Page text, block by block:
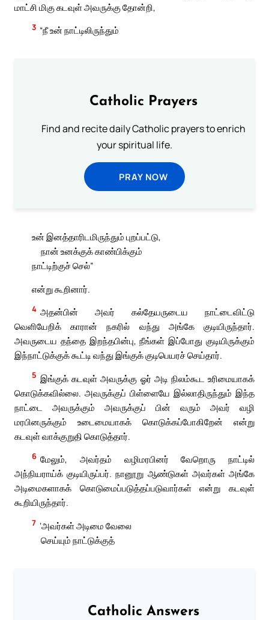
மாட்சி மிகு கடவுள் அவருக்கு தோன்றி,
3 “நீ உன் நாட்டிலிருந்தும்
Catholic Prayers
Find and recite daily Catholic prayers to enrich
your spiritual life.
PRAY NOW
உன் இனத்தாரிடமிருந்தும் புறப்பட்டு,
நான் உனக்குக் காண்பிக்கும்
நாட்டிற்குச் செல்”
என்று கூறினார்.
4 அதன்பின் அவர் கல்தேயருடைய நாட்டைவிட்டு
வெளியேறிக் காரான் நகரில் வந்து அங்கே குடியிருந்தார்.
அவருடைய தந்தை இறந்தபின்பு, நீங்கள் இப்போது குடியிருக்கும்
இந்நாட்டுக்குக் கூட்டி வந்து இங்குக் குடிபெயரச் செய்தார்.
5 இங்குக் கடவுள் அவருக்கு ஓர் அடி நிலம்கூட உரிமையாகக்
கொடுக்கவில்லை. அவருக்குப் பிள்ளையே இல்லாதிருந்தும் இந்த
நாட்டை அவருக்கும் அவருக்குப் பின் வரும் அவர் வழி
மரபினருக்கும் உடைமையாகக் கொடுக்கப்போகிறேன் என்று
கடவுள் வாக்குறுதி கொடுத்தார்.
6 மேலும், அவர்தம் வழிமரபினர் வேறொரு நாட்டில்
அந்நியராய்க் குடியிருப்பர். நானூறு ஆண்டுகள் அவர்கள் அங்கே
அடிமைகளாகக் கொடுமைப்படுத்தப்படுவார்கள் என்று கடவுள்
கூறியிருந்தார்.
7 ‘அவர்கள் அடிமை வேலை
செய்யும் நாட்டுக்குத்
Catholic Answers